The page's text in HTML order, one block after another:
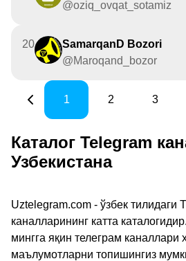
@oziq_ovqat_sotamiz
20
SamarqanD Bozori
@Maroqand_bozor
1 2 3
Каталог Telegram
Узбекистана
Uztelegram.com - ўзбек тилидаги
каналларининг катта
мингга яқин телеграм каналлари
маълумотларни топишингиз